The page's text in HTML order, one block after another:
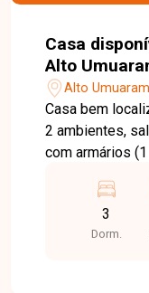
Casa
Alto
Alto
Casa bem
2 ambientes,
com armários
e armário na
cooktop, forno,
varanda
3
Dorm.